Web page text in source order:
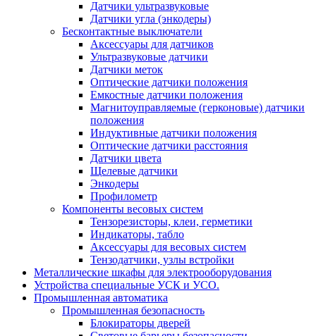
Датчики ультразвуковые
Датчики угла (энкодеры)
Бесконтактные выключатели
Аксессуары для датчиков
Ультразвуковые датчики
Датчики меток
Оптические датчики положения
Емкостные датчики положения
Магнитоуправляемые (герконовые) датчики
положения
Индуктивные датчики положения
Оптические датчики расстояния
Датчики цвета
Щелевые датчики
Энкодеры
Профилометр
Компоненты весовых систем
Тензорезисторы, клеи, герметики
Индикаторы, табло
Аксессуары для весовых систем
Тензодатчики, узлы встройки
Металлические шкафы для электрооборудования
Устройства специальные УСК и УСО.
Промышленная автоматика
Промышленная безопасность
Блокираторы дверей